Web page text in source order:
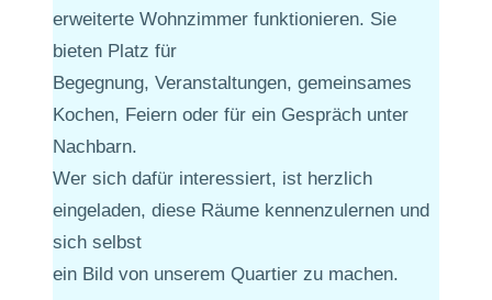
erweiterte Wohnzimmer funktionieren. Sie
bieten Platz für
Begegnung, Veranstaltungen, gemeinsames
Kochen, Feiern oder für ein Gespräch unter
Nachbarn.
Wer sich dafür interessiert, ist herzlich
eingeladen, diese Räume kennenzulernen und
sich selbst
ein Bild von unserem Quartier zu machen.